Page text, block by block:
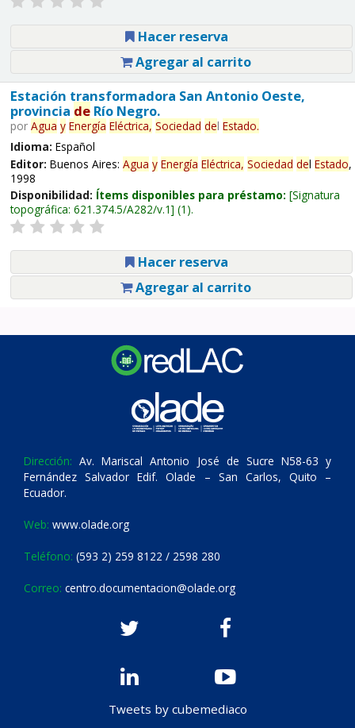
Hacer reserva
Agregar al carrito
Estación transformadora San Antonio Oeste,
provincia deRío Negro.
por Agua y Energía Eléctrica, Sociedad del Estado.
Idioma: Español
Editor: Buenos Aires: Agua y Energía Eléctrica, Sociedad del Estado,
1998
Disponibilidad: Ítems disponibles para préstamo: Signatura
topográfica: 621.374.5/A282/v.1 (1).
Hacer reserva
Agregar al carrito
Dirección: Av. Mariscal Antonio José de Sucre N58-63 y
Fernández Salvador Edif. Olade – San Carlos, Quito –
Ecuador.
Web: www.olade.org
Teléfono: (593 2) 259 8122 / 2598 280
Correo: centro.documentacion@olade.org
Tweets by cubemediaco